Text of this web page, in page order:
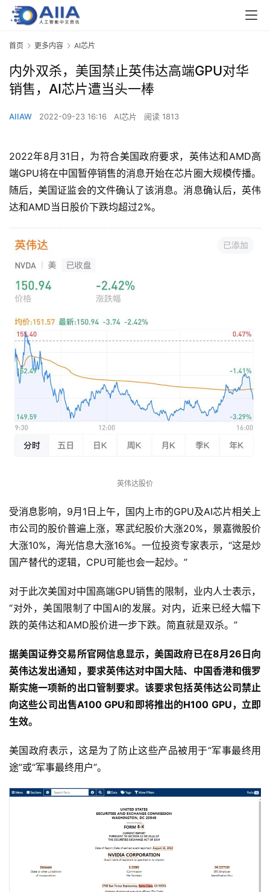
首页 更多内容 AI芯片
内外双杀，美国禁止英伟达高端GPU对华
销售，AI芯片遭当头一棒
AIIAW 2022-09-23 16:16 AI芯片 阅读 1813
2022年8月31日，为符合美国政府要求，英伟达和AMD高
端GPU将在中国暂停销售的消息开始在芯片圈大规模传播。
随后，美国证监会的文件确认了该消息。消息确认后，英伟
达和AMD当日股价下跌均超过2%。
英伟达股价
受消息影响，9月1日上午，国内上市的GPU及AI芯片相关上
市公司的股价普遍上涨，寒武纪股价大涨20%，景嘉微股价
大涨10%，海光信息大涨16%。一位投资专家表示，“这是炒
国产替代的逻辑，CPU可能也会一起炒。”
对于此次美国对中国高端GPU销售的限制，业内人士表示，
“对外，美国限制了中国AI的发展。对内，近来已经大幅下
跌的英伟达和AMD股价进一步下跌。简直就是双杀。”
据美国证券交易所官网信息显示，美国政府已在8月26日向
英伟达发出通知，要求英伟达对中国大陆、中国香港和俄罗
斯实施一项新的出口管制要求。该要求包括英伟达公司禁止
向这些公司出售A100 GPU和即将推出的H100 GPU，立即
生效。
美国政府表示，这是为了防止这些产品被用于“军事最终用
途”或“军事最终用户”。